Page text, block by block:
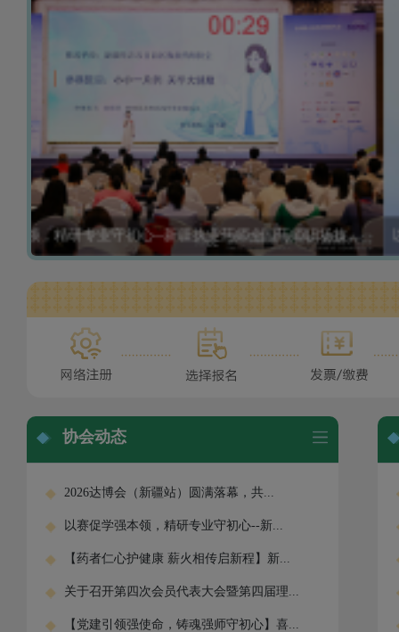
以赛促学强本领，精研专业守初心--新疆执业药师全国药
大赛斩获四金五银
协会动态
2026达博会（新疆站）圆满落幕，共...
以赛促学强本领，精研专业守初心--新...
【药者仁心护健康 薪火相传启新程】新...
关于召开第四次会员代表大会暨第四届理...
【党建引领强使命，铸魂强师守初心】喜...